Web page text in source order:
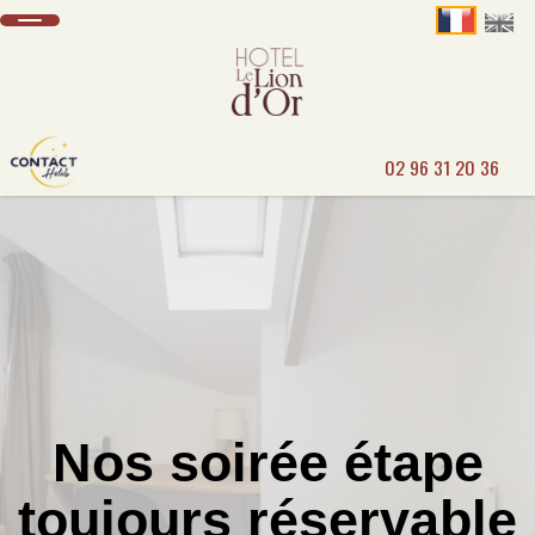
02 96 31 20 36
Nos soirée étape
toujours réservable